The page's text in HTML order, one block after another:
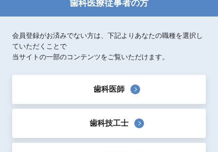
歯科医療従事者の方
会員登録がお済みでない方は、下記よりあなたの職種を選択し
ていただくことで
当サイトの一部のコンテンツをご覧いただけます。
歯科医師
歯科技工士